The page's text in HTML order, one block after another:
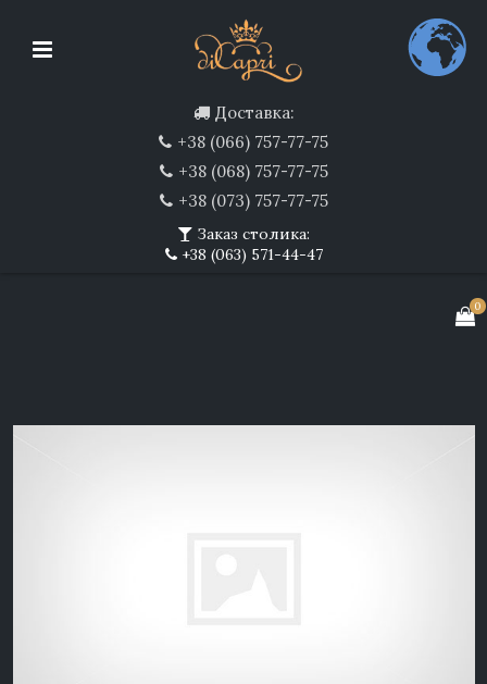
Доставка:
+38 (066) 757-77-75
+38 (068) 757-77-75
+38 (073) 757-77-75
Заказ столика:
+38 (063) 571-44-47
0